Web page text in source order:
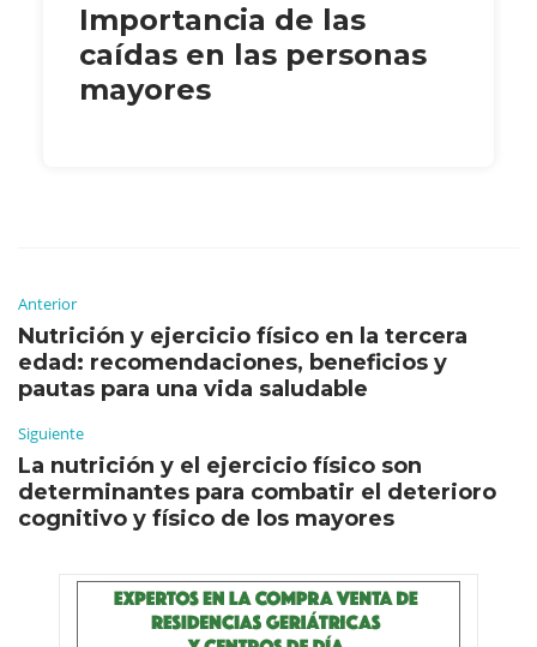
Importancia de las
caídas en las personas
mayores
Anterior
Nutrición y ejercicio físico en la tercera
edad: recomendaciones, beneficios y
pautas para una vida saludable
Siguiente
La nutrición y el ejercicio físico son
determinantes para combatir el deterioro
cognitivo y físico de los mayores